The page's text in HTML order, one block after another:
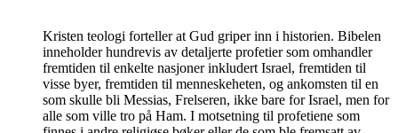
Kristen teologi forteller at Gud griper inn i historien. Bibelen
inneholder hundrevis av detaljerte profetier som omhandler
fremtiden til enkelte nasjoner inkludert Israel, fremtiden til
visse byer, fremtiden til menneskeheten, og ankomsten til en
som skulle bli Messias, Frelseren, ikke bare for Israel, men for
alle som ville tro på Ham. I motsetning til profetiene som